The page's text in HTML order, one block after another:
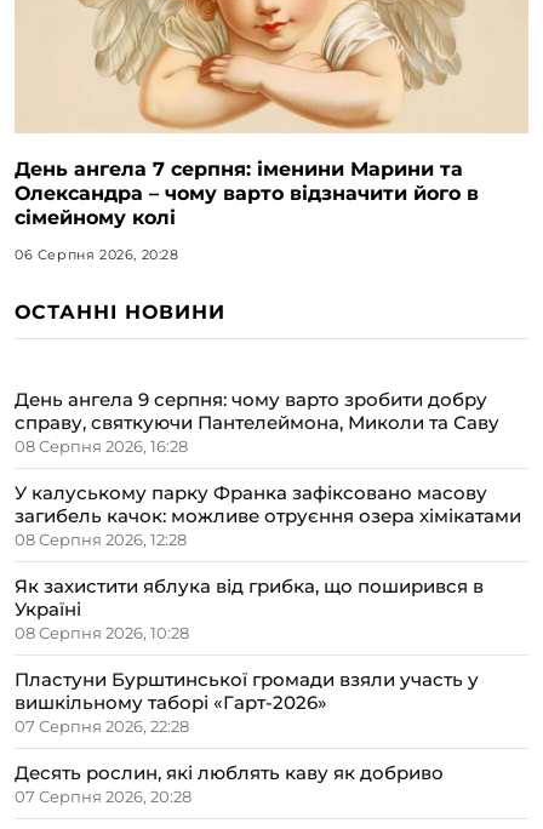
День ангела 7 серпня: іменини Марини та
Олександра – чому варто відзначити його в
сімейному колі
06 Серпня 2026, 20:28
ОСТАННІ НОВИНИ
День ангела 9 серпня: чому варто зробити добру
справу, святкуючи Пантелеймона, Миколи та Саву
08 Серпня 2026, 16:28
У калуському парку Франка зафіксовано масову
загибель качок: можливе отруєння озера хімікатами
08 Серпня 2026, 12:28
Як захистити яблука від грибка, що поширився в
Україні
08 Серпня 2026, 10:28
Пластуни Бурштинської громади взяли участь у
вишкільному таборі «Гарт-2026»
07 Серпня 2026, 22:28
Десять рослин, які люблять каву як добриво
07 Серпня 2026, 20:28